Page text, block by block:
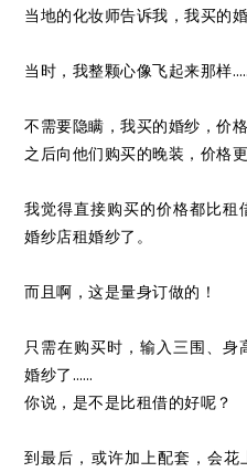
当地的化妆师告诉我，我买的
当时，我整颗心像飞起来那
不需要隐瞒，我买的婚纱，价
之后向他们购买的晚装，价格
我觉得直接购买的价格都比租
婚纱店租婚纱了。
而且啊，这是量身订做的！
只需在购买时，输入三围、身
婚纱了……
你说，是不是比租借的好呢？
到最后，或许加上配套，会